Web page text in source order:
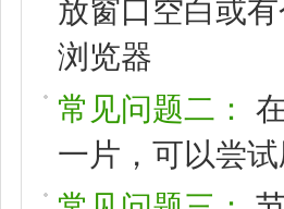
放窗口空白或
浏览器
常见问题二：
一片，可以尝